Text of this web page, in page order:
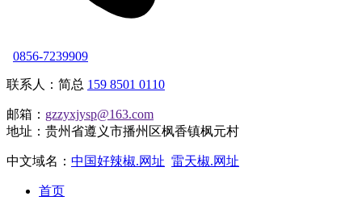
0856-7239909
联系人：简总 159 8501 0110
邮箱： gzzyxjysp@163.com
地址：贵州省遵义市播州区枫香镇枫元村
中文域名： 中国好辣椒.网址 雷天椒.网址
首页